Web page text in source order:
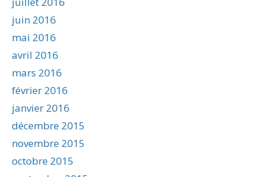
juin 2016
mai 2016
avril 2016
mars 2016
février 2016
janvier 2016
décembre 2015
novembre 2015
octobre 2015